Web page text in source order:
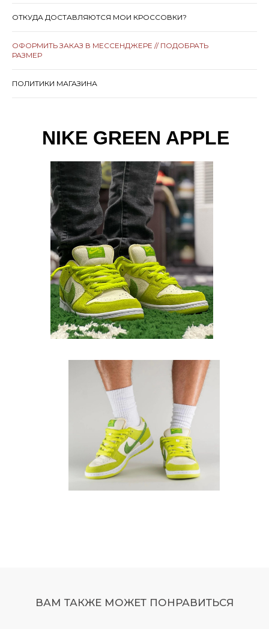
ОТКУДА ДОСТАВЛЯЮТСЯ МОИ КРОССОВКИ?
ОФОРМИТЬ ЗАКАЗ В МЕССЕНДЖЕРЕ // ПОДОБРАТЬ
РАЗМЕР
ПОЛИТИКИ МАГАЗИНА
NIKE GREEN APPLE
ВАМ ТАКЖЕ МОЖЕТ ПОНРАВИТЬСЯ